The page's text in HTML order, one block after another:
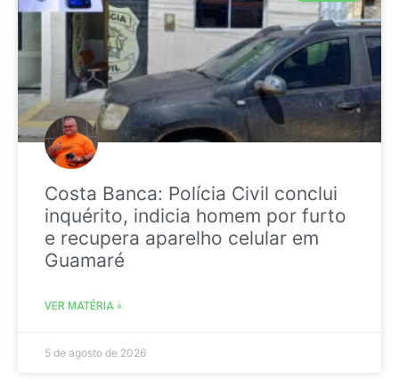
Costa Banca: Polícia Civil conclui
inquérito, indicia homem por furto
e recupera aparelho celular em
Guamaré
VER MATÉRIA »
5 de agosto de 2026